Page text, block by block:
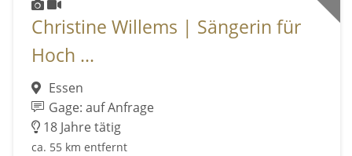
Christine Willems | Sängerin für
Hoch ...
Essen
Gage: auf Anfrage
18 Jahre tätig
ca. 55 km entfernt